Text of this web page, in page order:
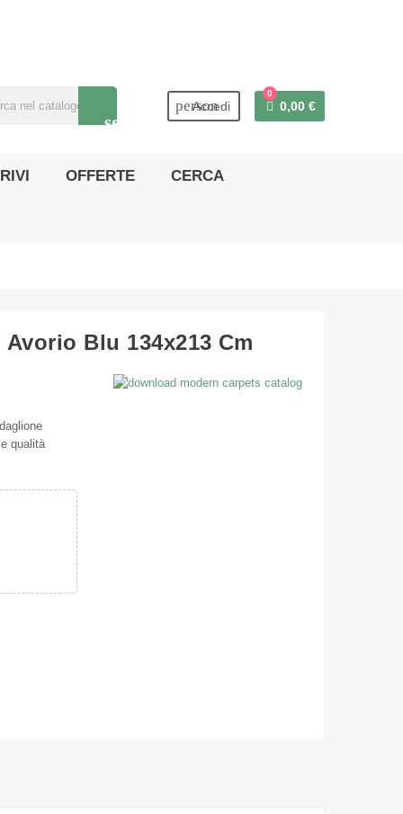
search
person
Accedi
0
0,00 €
OFFERTE CERCA
Blu 134x213 Cm
qualità